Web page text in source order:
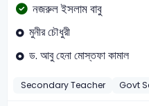
নজরুল ইসলাম বাবু
মুনীর চৌধুরী
ড. আবু হেনা মোস্তফা কামাল
Secondary Teacher Govt